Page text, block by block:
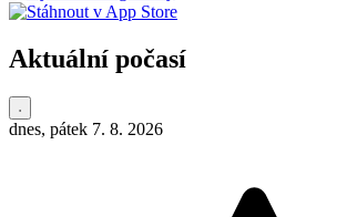
Aktuální počasí
dnes, pátek 7. 8. 2026